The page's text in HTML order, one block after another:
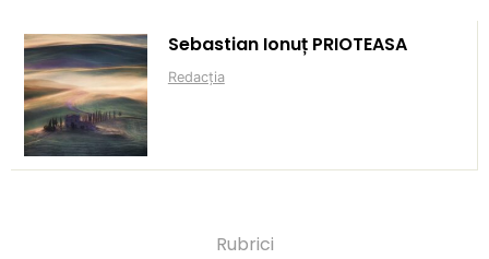
Sebastian Ionuț PRIOTEASA
Redacția
Rubrici